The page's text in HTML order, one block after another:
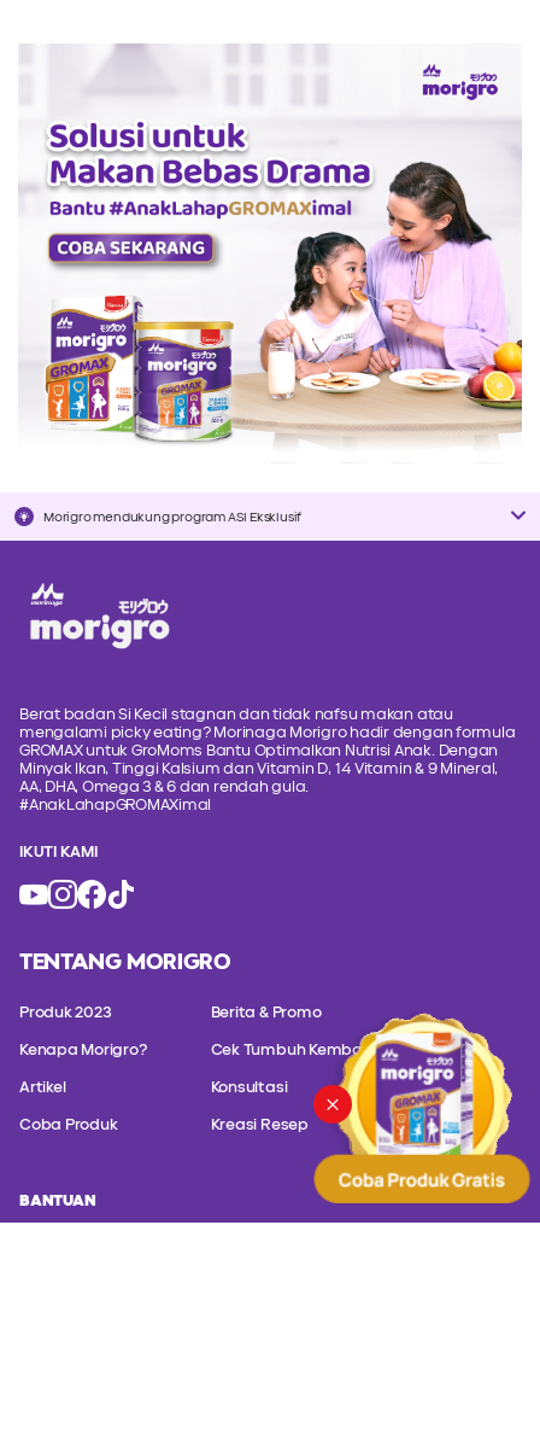
Morigro mendukung program ASI Eksklusif
Berat badan Si Kecil stagnan dan tidak nafsu makan atau
mengalami picky eating? Morinaga Morigro hadir dengan formula
GROMAX untuk GroMoms Bantu Optimalkan Nutrisi Anak. Dengan
Minyak Ikan, Tinggi Kalsium dan Vitamin D, 14 Vitamin & 9 Mineral,
AA, DHA, Omega 3 & 6 dan rendah gula.
#AnakLahapGROMAXimal
IKUTI KAMI
TENTANG MORIGRO
Produk 2023
Kenapa Morigro?
Artikel
Coba Produk
Berita & Promo
Cek Tumbuh Kembang
Konsultasi
Kreasi Resep
BANTUAN